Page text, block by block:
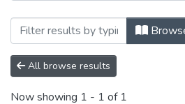
Browsing
All browse results
Now showing 1 - 1 of 1